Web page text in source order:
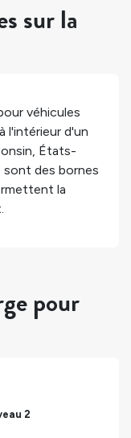
sur la
véhicules
l'intérieur d'un
, États-
sont des bornes
la
pour
2